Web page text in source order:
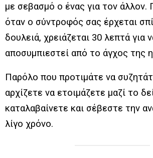
με σεβασμό ο ένας για τον άλλον.
όταν ο σύντροφός σας έρχεται
δουλειά, χρειάζεται 30 λεπτά για
αποσυμπιεστεί από το άγχος της
Παρόλο που προτιμάτε να
αρχίζετε να ετοιμάζετε μαζί το
καταλαβαίνετε και σέβεστε την
λίγο χρόνο.